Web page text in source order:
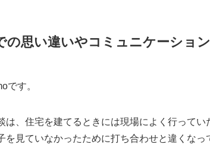
の思い違いやコミュニケーショ
です。
は、住宅を建てるときには現場によく行って
を見ていなかったために打ち合わせと違くなっ